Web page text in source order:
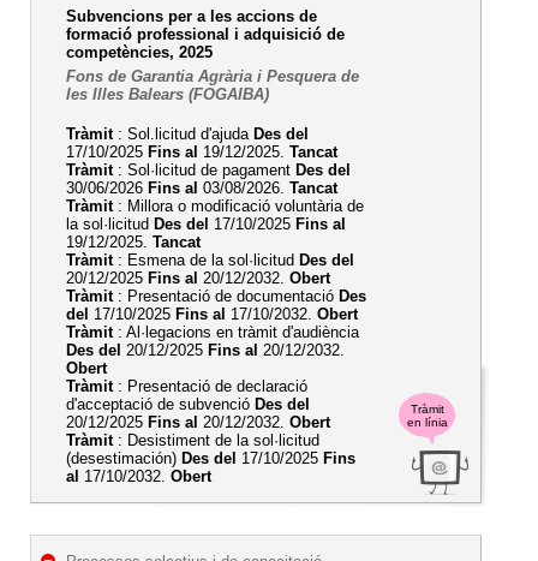
Tràmit
en línia
Subvencions per a les accions de
formació professional i adquisició de
competències, 2025
Fons de Garantia Agrària i Pesquera de
les Illes Balears (FOGAIBA)
Tràmit: Sol.licitud d'ajuda Des del
17/10/2025 Fins al 19/12/2025. Tancat
Tràmit: Sol·licitud de pagament Des del
30/06/2026 Fins al 03/08/2026. Tancat
Tràmit: Millora o modificació voluntària de
la sol·licitud Des del 17/10/2025 Fins al
19/12/2025. Tancat
Tràmit: Esmena de la sol·licitud Des del
20/12/2025 Fins al 20/12/2032. Obert
Tràmit: Presentació de documentació Des
del 17/10/2025 Fins al 17/10/2032. Obert
Tràmit: Al·legacions en tràmit d'audiència
Des del 20/12/2025 Fins al 20/12/2032.
Obert
Tràmit: Presentació de declaració
d'acceptació de subvenció Des del
20/12/2025 Fins al 20/12/2032. Obert
Tràmit: Desistiment de la sol·licitud
(desestimación) Des del 17/10/2025 Fins
al 17/10/2032. Obert